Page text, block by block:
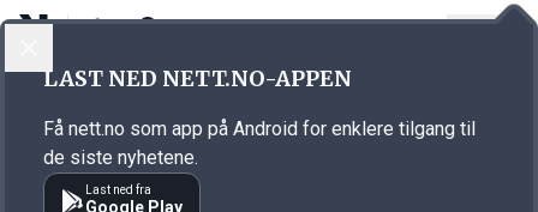
Emne: energi
LAST NED NETT.NO-APPEN
Få nett.no som app på Android for enklere tilgang til
de siste nyhetene.
Last ned fra
Google Play